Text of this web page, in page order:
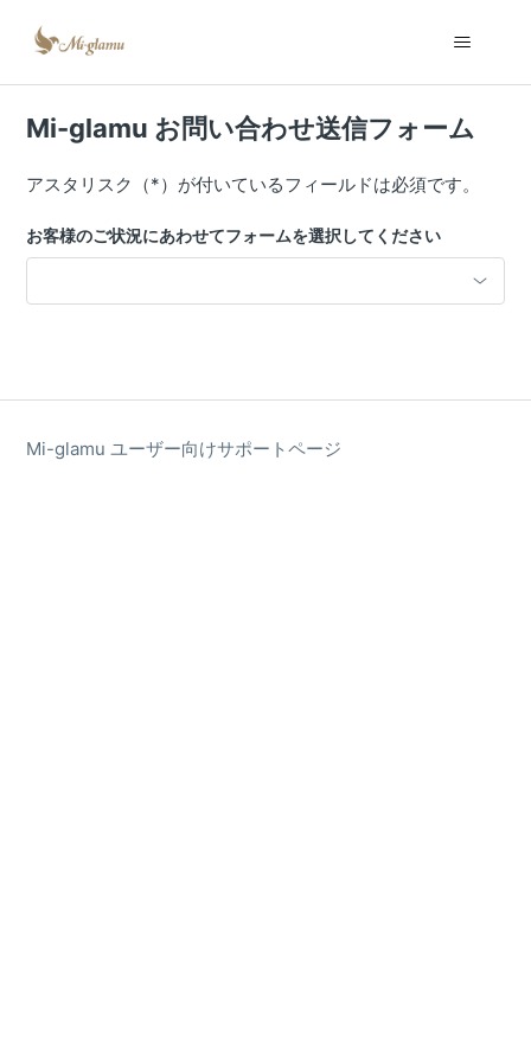
Mi-glamu お問い合わせ送信フォーム
アスタリスク（*）が付いているフィールドは必須です。
お客様のご状況にあわせてフォームを選択してください
Mi-glamu ユーザー向けサポートページ